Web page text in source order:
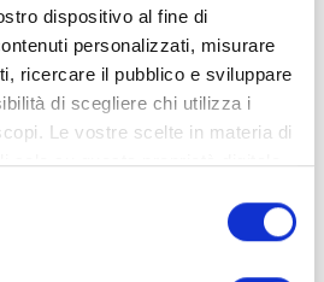
dispositivo al fine di
personalizzati, misurare
ricercare il pubblico e sviluppare
di scegliere chi utilizza i
Le vostre scelte in materia di
solo su questa proprietà digitale
proprio consenso in qualsiasi
sui cookie o facendo clic